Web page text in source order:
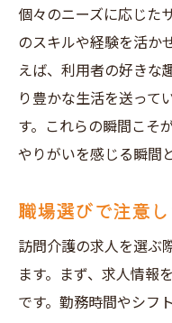
個々のニーズに応じた
のスキルや経験を活か
えば、利用者の好きな
り豊かな生活を送って
す。これらの瞬間こそ
やりがいを感じる瞬間
職場選びで注意
訪問介護の求人を選ぶ
ます。まず、求人情報
です。勤務時間やシフ